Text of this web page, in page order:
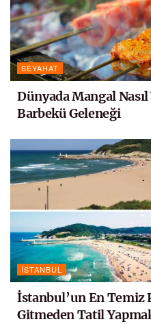
SEYAHAT
Dünyada Mangal
Barbekü Geleneği
İSTANBUL
İstanbul’un En Temiz
Gitmeden Tatil